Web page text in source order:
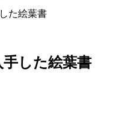
た絵葉書
した絵葉書